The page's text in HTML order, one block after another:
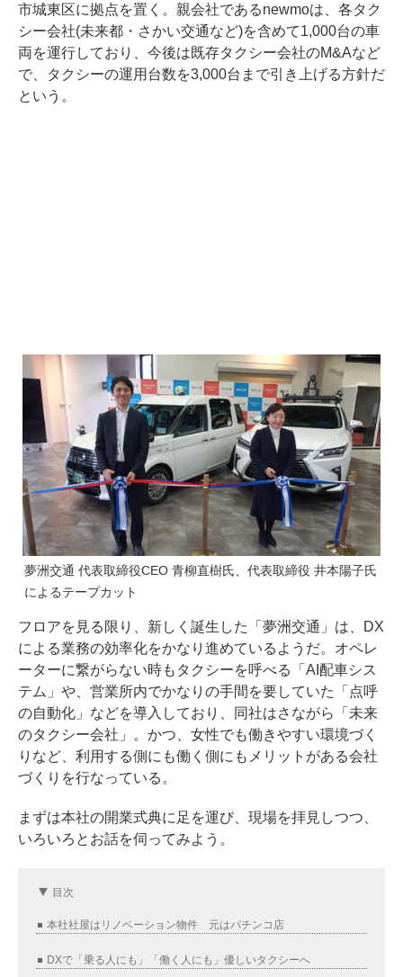
市城東区に拠点を置く。親会社であるnewmoは、各タク
シー会社(未来都・さかい交通など)を含めて1,000台の車
両を運行しており、今後は既存タクシー会社のM&Aなど
で、タクシーの運用台数を3,000台まで引き上げる方針だ
という。
夢洲交通 代表取締役CEO 青柳直樹氏、代表取締役 井本陽子氏
によるテープカット
フロアを見る限り、新しく誕生した「夢洲交通」は、DX
による業務の効率化をかなり進めているようだ。オペレ
ーターに繋がらない時もタクシーを呼べる「AI配車シス
テム」や、営業所内でかなりの手間を要していた「点呼
の自動化」などを導入しており、同社はさながら「未来
のタクシー会社」。かつ、女性でも働きやすい環境づく
りなど、利用する側にも働く側にもメリットがある会社
づくりを行なっている。
まずは本社の開業式典に足を運び、現場を拝見しつつ、
いろいろとお話を伺ってみよう。
目次
本社社屋はリノベーション物件 元はパチンコ店
DXで「乗る人にも」「働く人にも」優しいタクシーへ